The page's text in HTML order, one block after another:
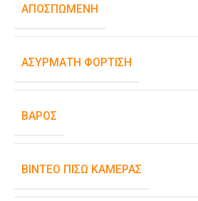
ΑΠΟΣΠΏΜΕΝΗ
ΑΣΎΡΜΑΤΗ ΦΌΡΤΙΣΗ
ΒΆΡΟΣ
ΒΊΝΤΕΟ ΠΊΣΩ ΚΆΜΕΡΑΣ